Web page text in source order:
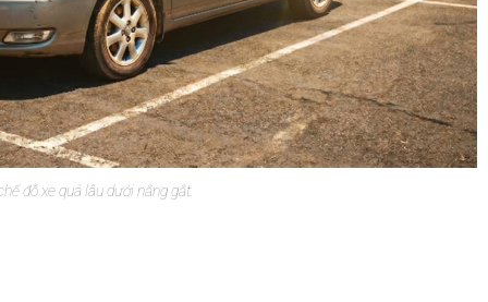
đỗ xe quá lâu dưới nắng gắt.